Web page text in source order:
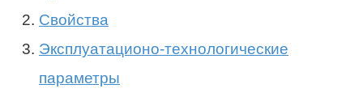
Свойства
Эксплуатационо-технологические
параметры